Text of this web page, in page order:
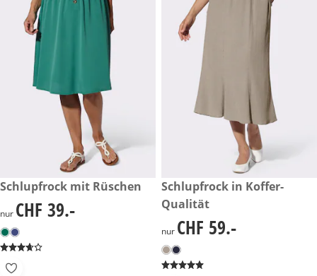
CHF 39.-
Schlupfrock mit Rüschen
CHF 39.-
nur CHF 39.-
CHF 59.-
Schlupfrock in Koffer-
Qualität
CHF 59.-
nur CHF 59.-